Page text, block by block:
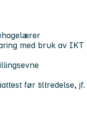
med bruk av IKT
før tiltredelse, jf.